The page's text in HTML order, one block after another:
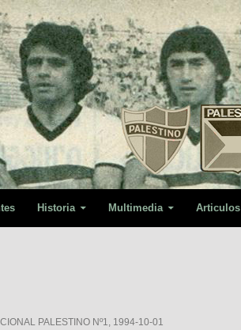
Historia Multimedia Articulos
PALESTINO Nº1, 1994-10-01